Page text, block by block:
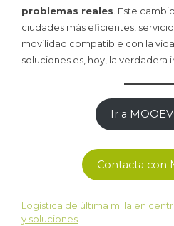
problemas reales. Este
ciudades más eficientes,
movilidad compatible con la
soluciones es, hoy, la verdadera
Ir a
Contacta con
Logística de última milla en
y soluciones